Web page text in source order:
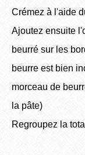
Crémez à l'aide
Ajoutez ensuite
beurré sur les
beurre est bien
morceau de
la pâte)
Regroupez la